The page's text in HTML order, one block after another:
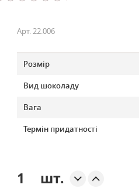
Арт.22.006
Розмір
Вид шоколаду
Вага
Термін придатності
шт.